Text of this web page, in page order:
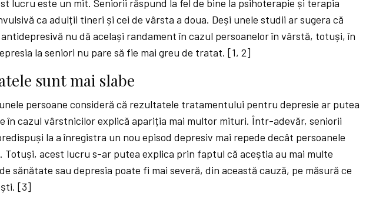
lucru este un mit. Seniorii răspund la fel de bine la psihoterapie și terapia
ca adulții tineri și cei de vârsta a doua. Deși unele studii ar sugera că
nu dă același randament în cazul persoanelor în vârstă, totuși, în
la seniori nu pare să fie mai greu de tratat. [1, 2]
sunt mai slabe
persoane consideră că rezultatele tratamentului pentru depresie ar putea
în cazul vârstnicilor explică apariția mai multor mituri. Într-adevăr, seniorii
la a înregistra un nou episod depresiv mai repede decât persoanele
Totuși, acest lucru s-ar putea explica prin faptul că aceștia au mai multe
sănătate sau depresia poate fi mai severă, din această cauză, pe măsură ce
[3]